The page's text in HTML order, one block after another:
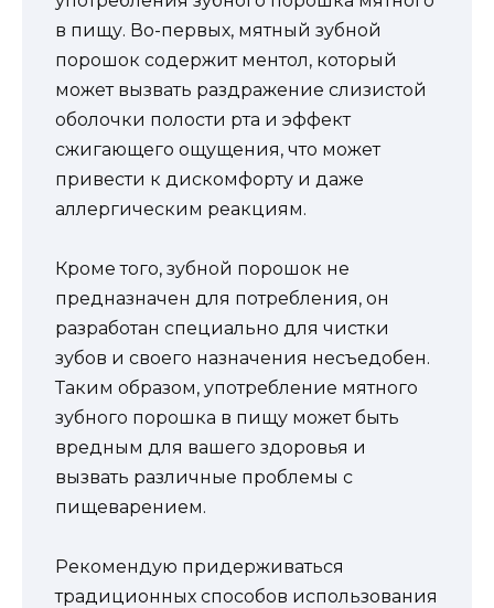
в пищу. Во-первых, мятный зубной
порошок содержит ментол, который
может вызвать раздражение слизистой
оболочки полости рта и эффект
сжигающего ощущения, что может
привести к дискомфорту и даже
аллергическим реакциям.
Кроме того, зубной порошок не
предназначен для потребления, он
разработан специально для чистки
зубов и своего назначения несъедобен.
Таким образом, употребление мятного
зубного порошка в пищу может быть
вредным для вашего здоровья и
вызвать различные проблемы с
пищеварением.
Рекомендую придерживаться
традиционных способов использования